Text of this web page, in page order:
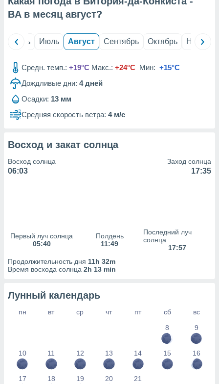
из
данных
наших 1199
BA в месяц август?
Июнь Июль Август Сентябрь Октябрь Ноябрь
Средн. темп.: +19°C Макс.: +24°C Мин: +15°C
Дождливые дни: 4дней
Осадки: 13 мм
Средняя скорость ветра: 4 м/с
Восход и закат солнца
Восход солнца
06:03
Заход солнца
17:35
Первый луч солнца
05:40
Полдень
11:49
Последний луч
солнца
17:57
Продолжительность дня 11h 32m
Время восхода солнца 2h 13 min
Лунный календарь
пн вт ср чт пт сб
вс
8
9
10 11 12 13 14 15 16
17 18 19 20 21